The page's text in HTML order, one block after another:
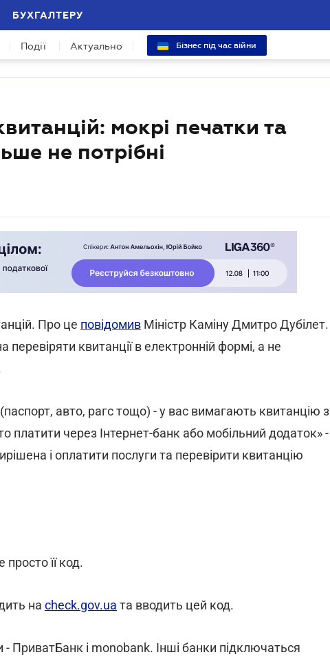
БУХГАЛТЕРУ
Події Актуально Бізнес під час війни
мокрі печатки та
не потрібні
Про це повідомив Міністр Каміну Дмитро Дубілет.
перевіряти квитанції в електронній формі, а не
авто, рагс тощо) - у вас вимагають квитанцію з
платити через Інтернет-банк або мобільний додаток» -
і оплатити послуги та перевірити квитанцію
просто її код.
на check.gov.ua та вводить цей код.
ПриватБанк і monobank. Інші банки підключаться